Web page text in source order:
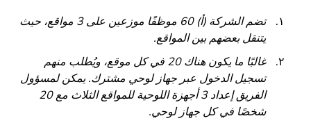
تضم الشركة (أ) 60 موظفًا موزعين على 3 مواقع، حيث
يتنقل بعضهم بين المواقع.
غالبًا ما يكون هناك 20 في كل موقع، ويُطلب منهم
تسجيل الدخول عبر جهاز لوحي مشترك. يمكن لمسؤول
الفريق إعداد 3 أجهزة اللوحية للمواقع الثلاث مع 20
شخصًا في كل جهاز لوحي.